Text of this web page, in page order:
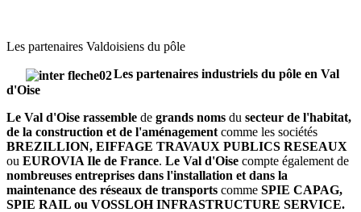
Les partenaires Valdoisiens du pôle
Les partenaires industriels du pôle en Val
d'Oise
Le Val d'Oise rassemble de grands noms du secteur de l'habitat,
de la construction et de l'aménagement comme les sociétés
BREZILLION, EIFFAGE TRAVAUX PUBLICS RESEAUX
ou EUROVIA Ile de France. Le Val d'Oise compte également de
nombreuses entreprises dans l'installation et dans la
maintenance des réseaux de transports comme SPIE CAPAG,
SPIE RAIL ou VOSSLOH INFRASTRUCTURE SERVICE.